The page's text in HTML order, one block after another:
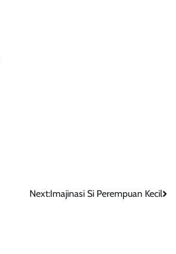
Next:Imajinasi Si Perempuan Kecil